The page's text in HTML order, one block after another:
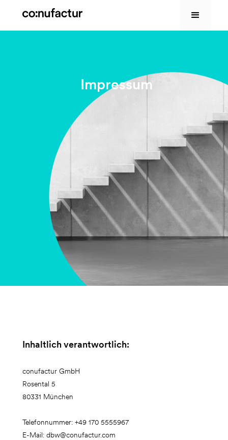
Impressum
Inhaltlich verantwortlich:
conufactur GmbH
Rosental 5
80331 München
Telefonnummer: +49 170 5555967
E-Mail: dbw@conufactur.com